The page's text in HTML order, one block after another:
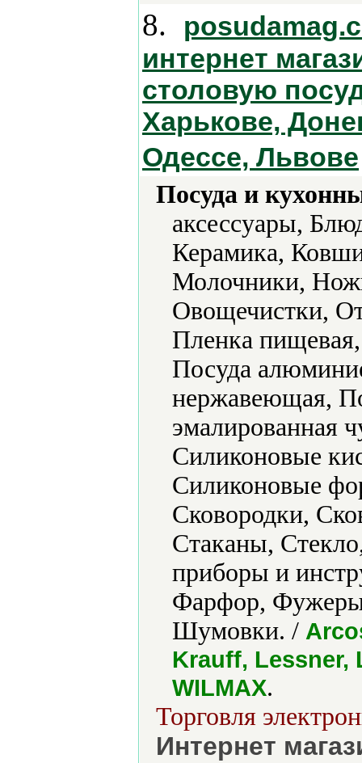
8.
интернет
столовую
Харькове,
Одессе, Львове
Посуда и
аксессуары,
Керамика,
Молочники,
Овощечистки,
Пленка
Посуда
нержавеющая,
эмалированная
Силиконовые
Силиконовые
Сковородки,
Стаканы,
приборы и
Фарфор,
Шумовки. /
Krauff, Lessner,
WILMAX.
Торговля
Интернет